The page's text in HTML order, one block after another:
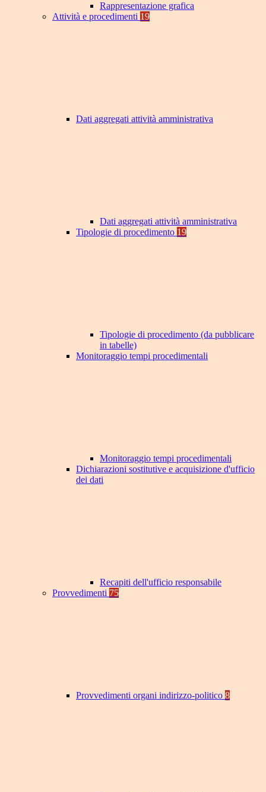
Rappresentazione grafica
Attività e procedimenti 19
Dati aggregati attività amministrativa
Dati aggregati attività amministrativa
Tipologie di procedimento 19
Tipologie di procedimento (da pubblicare
in tabelle)
Monitoraggio tempi procedimentali
Monitoraggio tempi procedimentali
Dichiarazioni sostitutive e acquisizione d'ufficio
dei dati
Recapiti dell'ufficio responsabile
Provvedimenti 75
Provvedimenti organi indirizzo-politico 8